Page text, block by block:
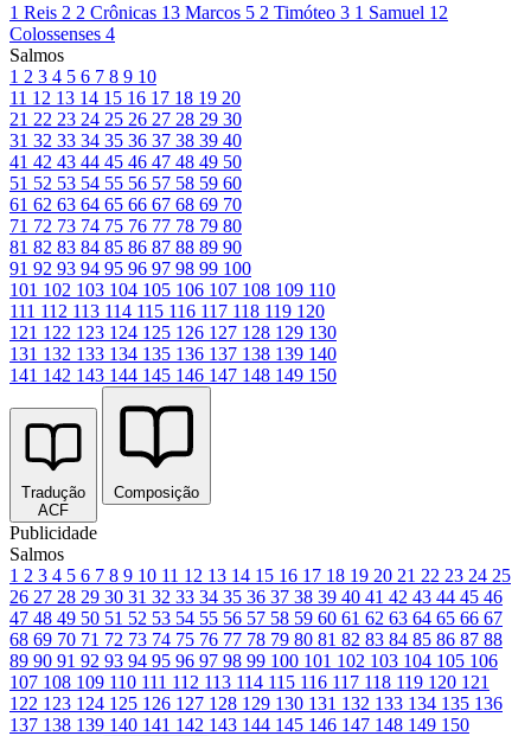
1 Reis 2 2 Crônicas 13 Marcos 5 2 Timóteo 3 1 Samuel 12
Colossenses 4
Salmos
1 2 3 4 5 6 7 8 9 10
11 12 13 14 15 16 17 18 19 20
21 22 23 24 25 26 27 28 29 30
31 32 33 34 35 36 37 38 39 40
41 42 43 44 45 46 47 48 49 50
51 52 53 54 55 56 57 58 59 60
61 62 63 64 65 66 67 68 69 70
71 72 73 74 75 76 77 78 79 80
81 82 83 84 85 86 87 88 89 90
91 92 93 94 95 96 97 98 99 100
101 102 103 104 105 106 107 108 109 110
111 112 113 114 115 116 117 118 119 120
121 122 123 124 125 126 127 128 129 130
131 132 133 134 135 136 137 138 139 140
141 142 143 144 145 146 147 148 149 150
Tradução
ACF
Composição
Publicidade
Salmos
1 2 3 4 5 6 7 8 9 10 11 12 13 14 15 16 17 18 19 20 21 22 23 24 25
26 27 28 29 30 31 32 33 34 35 36 37 38 39 40 41 42 43 44 45 46
47 48 49 50 51 52 53 54 55 56 57 58 59 60 61 62 63 64 65 66 67
68 69 70 71 72 73 74 75 76 77 78 79 80 81 82 83 84 85 86 87 88
89 90 91 92 93 94 95 96 97 98 99 100 101 102 103 104 105 106
107 108 109 110 111 112 113 114 115 116 117 118 119 120 121
122 123 124 125 126 127 128 129 130 131 132 133 134 135 136
137 138 139 140 141 142 143 144 145 146 147 148 149 150